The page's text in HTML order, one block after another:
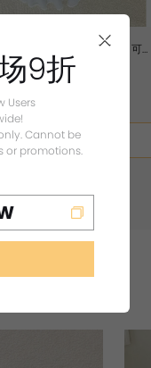
物摇篮窝 浅蓝波点多层花边 可拆
水精致四季猫狗床
CA$245.99
加入购物车
9折
Users
Cannot be
or promotions.